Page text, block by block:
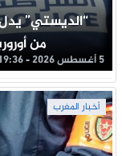
“الديستي”
من
5 أغسطس 2026 - 19:36
أخبار المغرب